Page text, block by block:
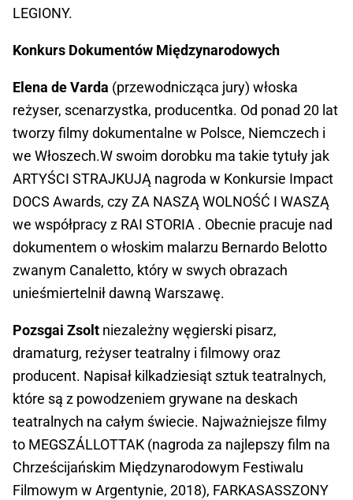
LEGIONY.
Konkurs Dokumentów Międzynarodowych
Elena de Varda (przewodnicząca jury) włoska
reżyser, scenarzystka, producentka. Od ponad 20 lat
tworzy filmy dokumentalne w Polsce, Niemczech i
we Włoszech.W swoim dorobku ma takie tytuły jak
ARTYŚCI STRAJKUJĄ nagroda w Konkursie Impact
DOCS Awards, czy ZA NASZĄ WOLNOŚĆ I WASZĄ
we współpracy z RAI STORIA . Obecnie pracuje nad
dokumentem o włoskim malarzu Bernardo Belotto
zwanym Canaletto, który w swych obrazach
unieśmiertelnił dawną Warszawę.
Pozsgai Zsolt niezależny węgierski pisarz,
dramaturg, reżyser teatralny i filmowy oraz
producent. Napisał kilkadziesiąt sztuk teatralnych,
które są z powodzeniem grywane na deskach
teatralnych na całym świecie. Najważniejsze filmy
to MEGSZÁLLOTTAK (nagroda za najlepszy film na
Chrześcijańskim Międzynarodowym Festiwalu
Filmowym w Argentynie, 2018), FARKASASSZONY